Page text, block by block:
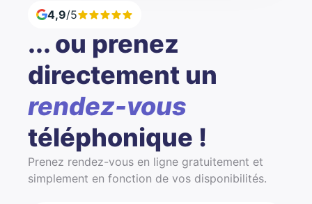
4,9/5
... ou prenez
directement un
rendez-vous
téléphonique !
Prenez rendez-vous en ligne gratuitement et
simplement en fonction de vos disponibilités.